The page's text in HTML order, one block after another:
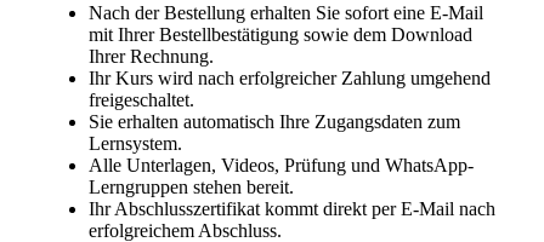
Nach der Bestellung erhalten Sie sofort eine E-Mail
mit Ihrer Bestellbestätigung sowie dem Download
Ihrer Rechnung.
Ihr Kurs wird nach erfolgreicher Zahlung umgehend
freigeschaltet.
Sie erhalten automatisch Ihre Zugangsdaten zum
Lernsystem.
Alle Unterlagen, Videos, Prüfung und WhatsApp-
Lerngruppen stehen bereit.
Ihr Abschlusszertifikat kommt direkt per E-Mail nach
erfolgreichem Abschluss.